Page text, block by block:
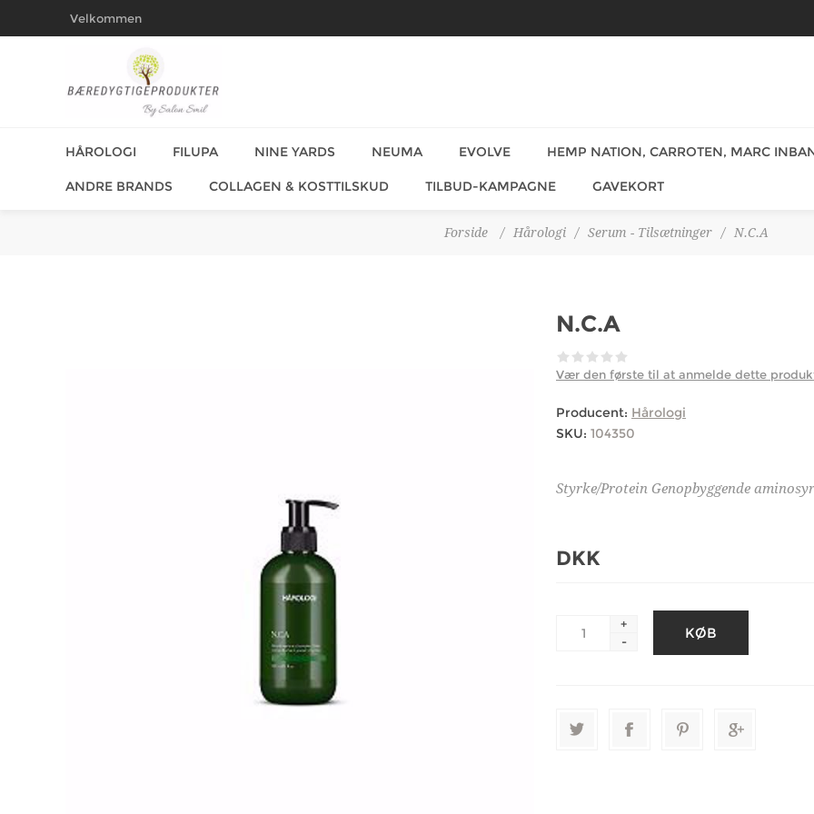
Velkommen
HÅROLOGI FILUPA NINE YARDS NEUMA EVOLVE HEMP NATION, CARROTEN, MARC
ANDRE BRANDS COLLAGEN & KOSTTILSKUD TILBUD-KAMPAGNE GAVEKORT
Forside / Hårologi / Serum - Tilsætninger / N.C.A
N.C.A
Vær den første til at anmelde dette
Producent: Hårologi
SKU: 104350
Styrke/Protein Genopbyggende
DKK
+
-